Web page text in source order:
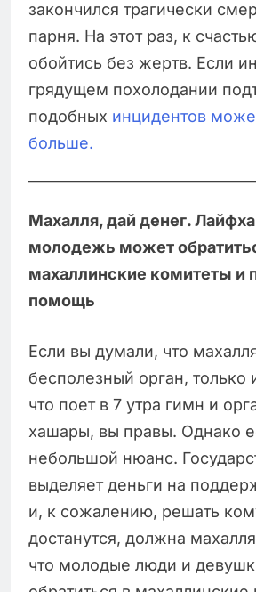
закончился трагически
парня. На этот раз, к
обойтись без жертв. Если
грядущем похолодании
подобных инцидентов
больше.
Махалля, дай денег.
молодежь может
махаллинские комитеты и
помощь
Если вы думали, что
бесполезный орган, только
что поет в 7 утра гимн и
хашары, вы правы. Однако
небольшой нюанс.
выделяет деньги на
и, к сожалению, решать
достанутся, должна
что молодые люди и